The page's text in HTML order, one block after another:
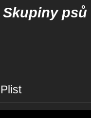
Skupiny psů